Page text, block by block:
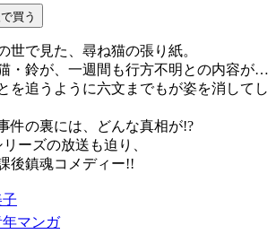
買う
世で見た、尋ね猫の張り紙。
・鈴が、一週間も行方不明との内容が…
を追うように六文までもが姿を消してし
件の裏には、どんな真相が!?
ーズの放送も迫り、
後鎮魂コメディー!!
マンガ